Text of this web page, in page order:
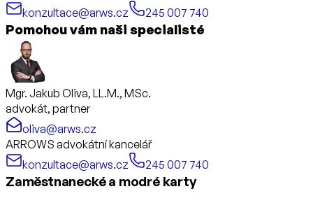
konzultace@arws.cz
245 007 740
Pomohou vám naši specialisté
Mgr. Jakub Oliva, LL.M., MSc.
advokát, partner
oliva@arws.cz
ARROWS advokátní kancelář
konzultace@arws.cz
245 007 740
Zaměstnanecké a modré karty